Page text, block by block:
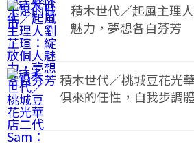
積木世代／起風主理
魅力，夢想各自芬芳
積木世代／桃城豆花光
俱來的任性，自我步調